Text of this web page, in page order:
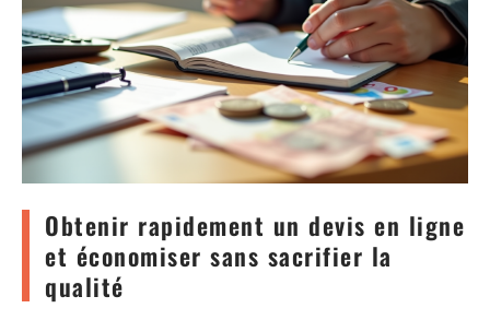
Obtenir rapidement un devis en ligne
et économiser sans sacrifier la
qualité